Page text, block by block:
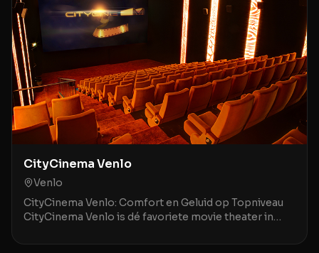
CityCinema Venlo
Venlo
CityCinema Venlo: Comfort en Geluid op Topniveau
CityCinema Venlo is dé favoriete movie theater in
v